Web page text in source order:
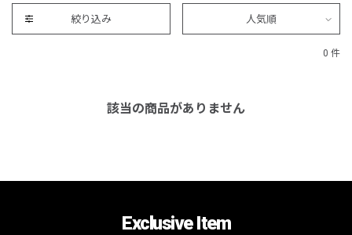
絞り込み 人気順
0 件
該当の商品がありません
Exclusive Item